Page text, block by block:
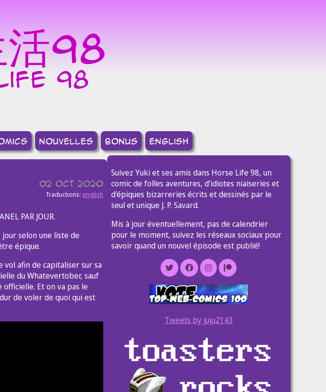
活98
98
nouvelles bonus english
02 Oct 2020
Traductions: english
PAR JOUR.
selon une liste de
épique.
vol afin de capitaliser sur sa
du Whatevertober, sauf
officielle. Et on va pas le
de voler de quoi qui est
Suivez Yuki et ses amis dans Horse Life 98, un
comic de folles aventures, d'idiotes niaiseries et
d'épiques bizarreries écrits et dessinés par le
seul et unique J. P. Savard.
Mis à jour éventuellement, pas de calendrier
pour le moment, suivez les réseaux sociaux pour
savoir quand un nouvel épisode est publié!
Tweets by juju2143